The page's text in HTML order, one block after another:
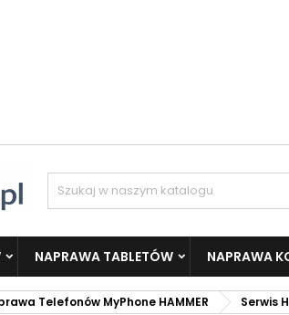
NAPRAWA TABLETÓW NAPRAWA
Telefonów MyPhone HAMMER Serwis